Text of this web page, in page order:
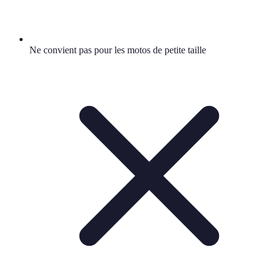
Ne convient pas pour les motos de petite taille